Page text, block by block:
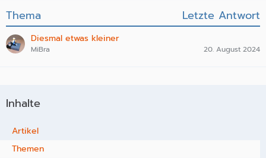
Thema Letzte Antwort
Diesmal etwas kleiner
MiBra 20. August 2024
Inhalte
Artikel
Themen